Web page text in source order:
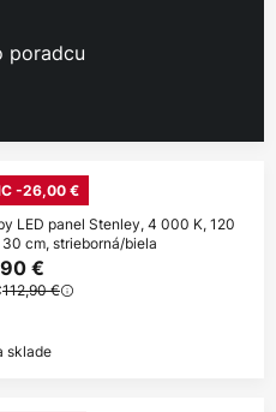
poradcu
-26,00 €
LED panel Stenley, 4 000 K, 120
cm, strieborná/biela
€
112,90 €
sklade